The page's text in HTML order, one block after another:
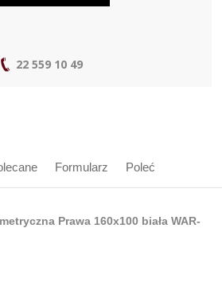
22 559 10 49
Formularz Poleć
Prawa 160x100 biała WAR-